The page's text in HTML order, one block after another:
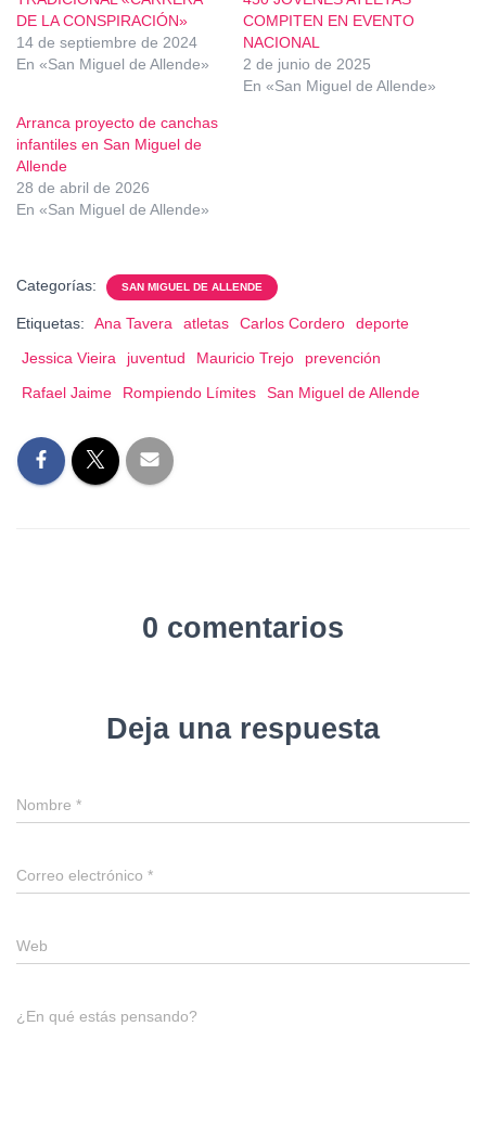
DE LA CONSPIRACIÓN»
14 de septiembre de 2024
En «San Miguel de Allende»
COMPITEN EN EVENTO
NACIONAL
2 de junio de 2025
En «San Miguel de Allende»
Arranca proyecto de canchas
infantiles en San Miguel de
Allende
28 de abril de 2026
En «San Miguel de Allende»
Categorías: SAN MIGUEL DE ALLENDE
Etiquetas: Ana Tavera atletas Carlos Cordero
deporte
Jessica Vieira
juventud Mauricio Trejo
prevención
Rafael Jaime
Rompiendo Límites San Miguel de Allende
0 comentarios
Deja una respuesta
Nombre *
Correo electrónico *
Web
¿En qué estás pensando?